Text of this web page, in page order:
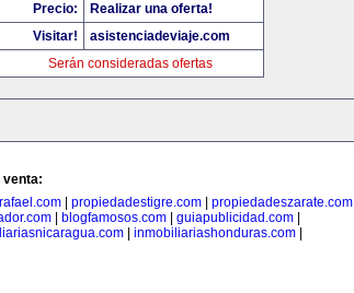
Precio:
Realizar una oferta!
Visitar!
asistenciadeviaje.com
Serán consideradas ofertas
venta:
propiedadestigre.com propiedadeszarate.com
| blogfamosos.com| guiapublicidad.com|
inmobiliariashonduras.com